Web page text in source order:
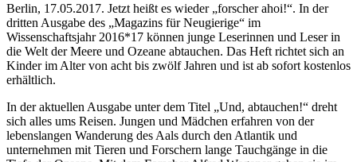
Berlin, 17.05.2017. Jetzt heißt es wieder „forscher ahoi!“. In der
dritten Ausgabe des „Magazins für Neugierige“ im
Wissenschaftsjahr 2016*17 können junge Leserinnen und Leser in
die Welt der Meere und Ozeane abtauchen. Das Heft richtet sich an
Kinder im Alter von acht bis zwölf Jahren und ist ab sofort kostenlos
erhältlich.
In der aktuellen Ausgabe unter dem Titel „Und, abtauchen!“ dreht
sich alles ums Reisen. Jungen und Mädchen erfahren von der
lebenslangen Wanderung des Aals durch den Atlantik und
unternehmen mit Tieren und Forschern lange Tauchgänge in die